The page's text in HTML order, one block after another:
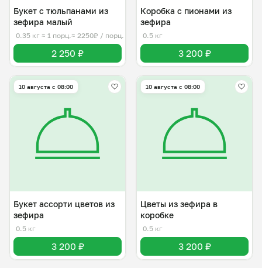
Букет с тюльпанами из
зефира малый
0.35 кг ≈ 1 порц.≈ 2250₽ / порц.
2 250 ₽
Коробка с пионами из
зефира
0.5 кг
3 200 ₽
10 августа с 08:00
Букет ассорти цветов из
зефира
0.5 кг
3 200 ₽
10 августа с 08:00
Цветы из зефира в
коробке
0.5 кг
3 200 ₽